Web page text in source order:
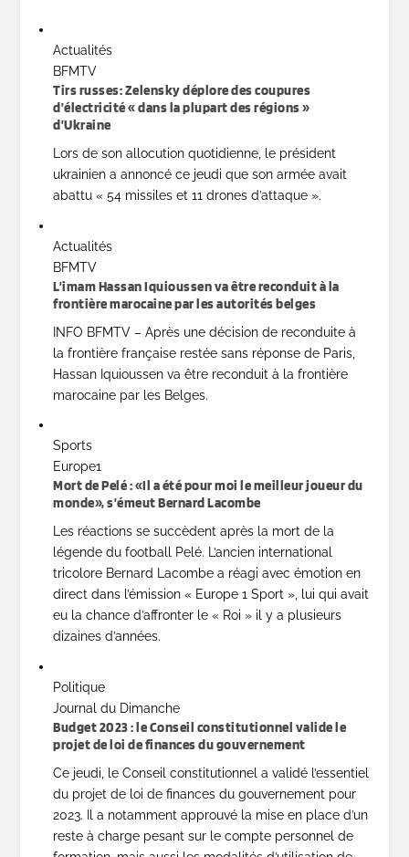
Actualités
BFMTV
Tirs russes: Zelensky déplore des coupures
d’électricité « dans la plupart des régions »
d’Ukraine
Lors de son allocution quotidienne, le président
ukrainien a annoncé ce jeudi que son armée avait
abattu « 54 missiles et 11 drones d’attaque ».
Actualités
BFMTV
L’imam Hassan Iquioussen va être reconduit à la
frontière marocaine par les autorités belges
INFO BFMTV – Après une décision de reconduite à
la frontière française restée sans réponse de Paris,
Hassan Iquioussen va être reconduit à la frontière
marocaine par les Belges.
Sports
Europe1
Mort de Pelé : «Il a été pour moi le meilleur joueur du
monde», s’émeut Bernard Lacombe
Les réactions se succèdent après la mort de la
légende du football Pelé. L’ancien international
tricolore Bernard Lacombe a réagi avec émotion en
direct dans l’émission « Europe 1 Sport », lui qui avait
eu la chance d’affronter le « Roi » il y a plusieurs
dizaines d’années.
Politique
Journal du Dimanche
Budget 2023 : le Conseil constitutionnel valide le
projet de loi de finances du gouvernement
Ce jeudi, le Conseil constitutionnel a validé l’essentiel
du projet de loi de finances du gouvernement pour
2023. Il a notamment approuvé la mise en place d’un
reste à charge pesant sur le compte personnel de